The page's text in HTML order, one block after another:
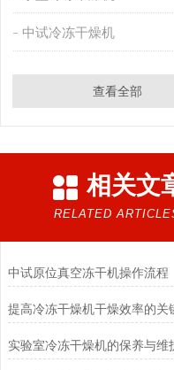
中试冷冻干燥机
查看全部
相关文
RELATED
中试原位真空冻干机操作流程
提高冷冻干燥机干燥效率的关